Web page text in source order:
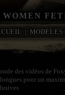
WOMEN
| MODÈLES
des vidéos de
pour un